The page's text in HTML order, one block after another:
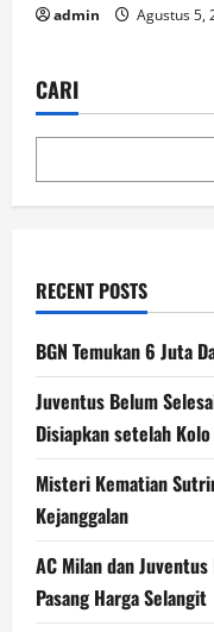
admin Agustus 5,
CARI
RECENT POSTS
BGN Temukan 6 Juta
Juventus Belum
Disiapkan setelah
Misteri Kematian
Kejanggalan
AC Milan dan
Pasang Harga Selangit